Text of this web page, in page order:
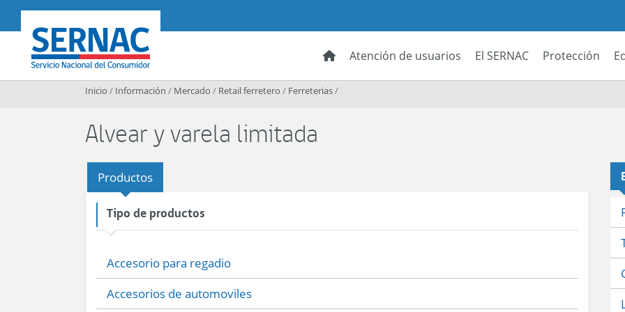
SERNAC
Atención de usuarios El SERNAC Protección
Inicio / Información / Mercado / Retail ferretero / Ferreterias/
Alvear y varela limitada
Productos
Tipo de productos
Accesorio para regadio
Accesorios de automoviles